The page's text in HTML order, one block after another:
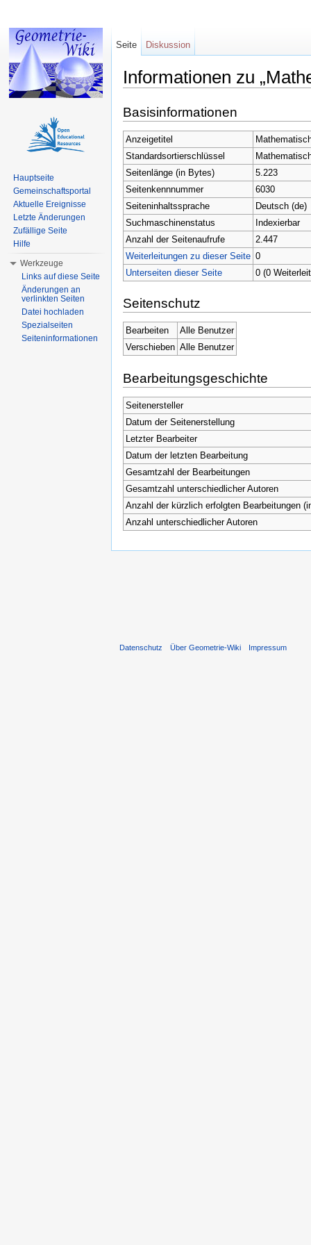
Informationen zu
Basisinformationen
Anzeigetitel
Standardsortierschlüssel
Seitenlänge (in Bytes)
5.223
Seitenkennnummer
6030
Seiteninhaltssprache
Deutsch (de)
Suchmaschinenstatus
Indexierbar
Anzahl der Seitenaufrufe
2.447
Weiterleitungen zu dieser Seite 0
Unterseiten dieser Seite
0 (0
Seitenschutz
Bearbeiten
Alle Benutzer
Verschieben Alle Benutzer
Bearbeitungsgeschichte
Seitenersteller
Datum der Seitenerstellung
Letzter Bearbeiter
Datum der letzten Bearbeitung
Gesamtzahl der Bearbeitungen
Gesamtzahl unterschiedlicher Autoren
Anzahl der kürzlich erfolgten Bearbeitungen
Anzahl unterschiedlicher Autoren
Seite Diskussion
Hauptseite
Gemeinschaftsportal
Aktuelle Ereignisse
Letzte Änderungen
Zufällige Seite
Hilfe
Werkzeuge
Links auf diese Seite
Änderungen an
verlinkten Seiten
Datei hochladen
Spezialseiten
Seiteninformationen
Datenschutz Über Geometrie-Wiki Impressum